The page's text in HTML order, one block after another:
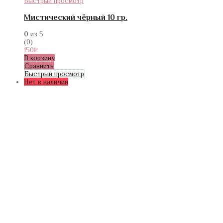
Мистический чёрный 10 гр.
0 из 5
(0)
150₽
В корзину
Сравнить
Быстрый просмотр
Нет в наличии